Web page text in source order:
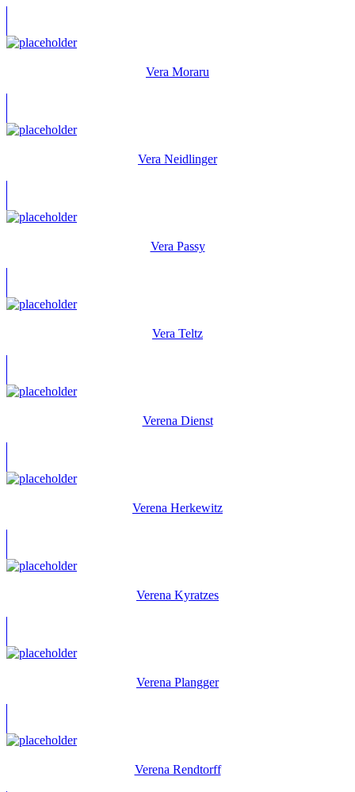
Vera Moraru
Vera Neidlinger
Vera Passy
Vera Teltz
Verena Dienst
Verena Herkewitz
Verena Kyratzes
Verena Plangger
Verena Rendtorff